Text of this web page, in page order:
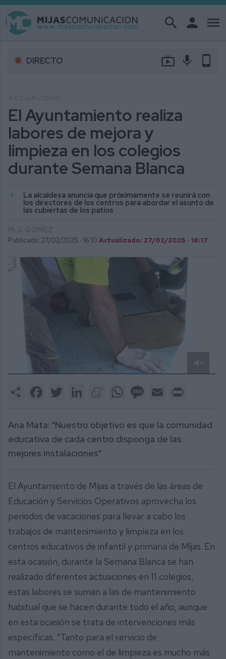
search person menu
DIRECTO live_tv mic phone_android
El Ayuntamiento realiza
labores de mejora y
limpieza en los colegios
durante Semana Blanca
La alcaldesa anuncia que próximamente se reunirá con
los directores de los centros para abordar el asunto de
las cubiertas de los patios
Publicado: 27/02/2025 · 16:10 Actualizado: 27/02/2025 · 18:17
2
Share FacebookTwitter LinkedInMeneameWhatsAppMessage
Email
Ana Mata: "Nuestro objetivo es que la comunidad
educativa de cada centro disponga de las
mejores instalaciones"
El Ayuntamiento de Mijas a través de las áreas de
Educación y Servicios Operativos aprovecha los
periodos de vacaciones para llevar a cabo los
trabajos de mantenimiento y limpieza en los
centros educativos de infantil y primaria de Mijas. En
esta ocasión, durante la Semana Blanca se han
realizado diferentes actuaciones en 11 colegios,
estas labores se suman a las de mantenimiento
habitual que se hacen durante todo el año, aunque
en esta ocasión se trata de intervenciones más
específicas. “Tanto para el servicio de
mantenimiento como el de limpieza es mucho más